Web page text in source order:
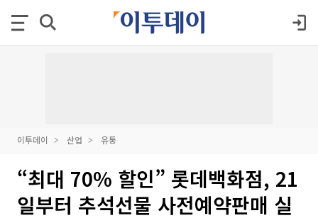
이투데이 산업 유통
“최대 70% 할인” 롯데백화점, 21
일부터 추석선물 사전예약판매 실